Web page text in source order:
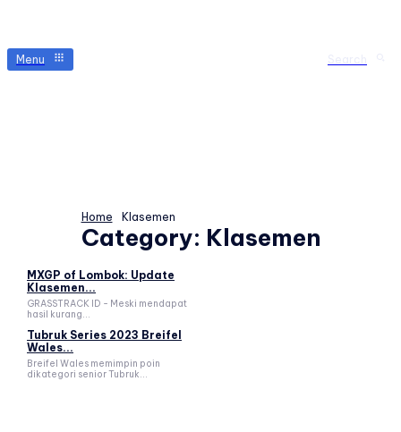
Menu
Home Klasemen
Category: Klasemen
MXGP of Lombok: Update
Klasemen...
GRASSTRACK ID - Meski mendapat
hasil kurang...
Tubruk Series 2023 Breifel
Wales...
Breifel Wales memimpin poin
dikategori senior Tubruk...